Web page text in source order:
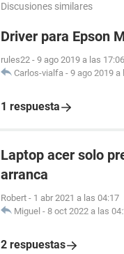
Discusiones similares
Driver para Epson
rules22 - 9 ago 2019 a las 17:06
Carlos-vialfa - 9 ago 2019 a
1 respuesta
Laptop acer solo
arranca
Robert - 1 abr 2021 a las 04:17
Miguel - 8 oct 2022 a las
2 respuestas